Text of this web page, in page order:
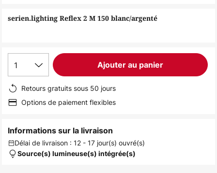
of
gallery
serien.lighting Reflex 2 M 150 blanc/argenté
1 Ajouter au panier
Retours gratuits sous 50 jours
Options de paiement flexibles
Informations sur la livraison
Délai de livraison : 12 - 17 jour(s) ouvré(s)
Source(s) lumineuse(s) intégrée(s)